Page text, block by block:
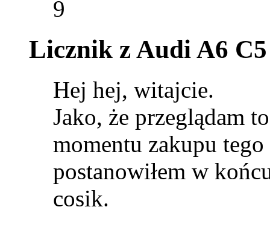
9
Licznik z Audi A6
Hej hej, witajcie.
Jako, że przeglądam
momentu zakupu
postanowiłem w
cosik.